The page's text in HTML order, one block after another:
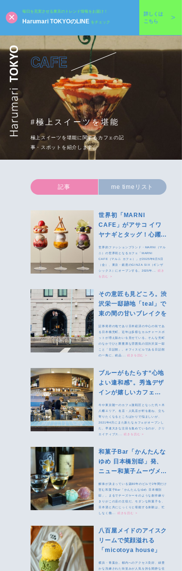
毎日を充実させる東京のトレンド情報をお届け！
Harumari TOKYOのLINE をチェック
詳しくは
こちら
CAFE
#極上スイーツを堪能
極上スイーツを堪能に関するカフェの記
事・スポットを紹介します。
記事 me timeリスト
世界初「MARNI
CAFE」がアサコ イワ
ヤナギとタッグ！心躍る
芸術的なメニューを堪能
世界的ファッションブランド・MARNI（マル
ニ）の世界初となるカフェ「MARNI
CAFE（マルニ カフェ）」が2025年9月5日
（金）、東京・銀座のGINZA SIX（ギンザ
シックス）にオープンする。2025年...
続き
を読む >
その意匠も見どころ。渋
沢栄一邸跡地「teal」で
束の間の甘いブレイクを
証券発祥の地であり日本経済の中心の街であ
る日本橋兜町。近年は多様なカルチャースポ
ットが増え賑わいを見せている。そんな兜町
のなかでひと際重厚な雰囲気の旧渋沢栄一邸
こと「日証館」。オフィスビルである日証館
の一角に、絶品...
続きを読む >
ブルーがもたらす“心地
よい違和感”。秀逸デザ
インが嬉しいカフェ
「nephew」
今や東京随一のカフェ激戦区となった代々木
八幡エリア。名店・人気店が軒を連ね、立ち
寄りたくなるところばかりで悩ましいが、
2021年4月にまた新たなカフェがオープンし
た。早速大きな注目を集めているのが、クリ
エイティブス... 続きを読む >
和菓子Bar「かんたんな
ゆめ 日本橋別邸」発、
ニュー和菓子ムーヴメン
ト
解体が決まっている築80年のビルで2年間だけ
営む和菓子Bar「かんたんなゆめ 日本橋別
邸」。まるでチーズケーキのような創作練り
きりがこの店の主役だ。モダンな和菓子を、
日本酒と共にじっくりと堪能する体験は、忙
しなく働...
続きを読む >
八百屋メイドのアイスク
リームで笑顔溢れる
「micotoya house」
横浜・青葉台。都内へのアクセス良好、緑豊
かな洗練された街並みが人気を誇る閑静な住